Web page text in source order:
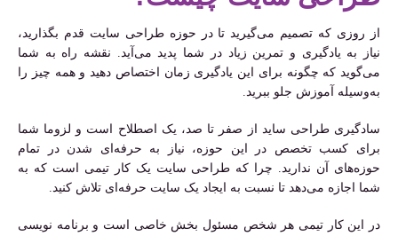
از روزی که تصمیم می‌گیرید تا در حوزه طراحی سایت قدم بگذارید،
نیاز به یادگیری و تمرین زیاد در شما پدید می‌آید. نقشه راه به شما
می‌گوید که چگونه برای این یادگیری زمان اختصاص دهید و همه چیز را
به‌وسیله آموزش جلو ببرید.
سادگیری طراحی ساید از صفر تا صد، یک اصطلاح است و لزوما شما
برای کسب تخصص در این حوزه، نیاز به حرفه‌ای شدن در تمام
حوزه‌های آن ندارید. چرا که طراحی سایت یک کار تیمی است که به
شما اجازه می‌دهد تا نسبت به ایجاد یک سایت حرفه‌ای تلاش کنید.
در این کار تیمی هر شخص مسئول بخش خاصی است و برنامه نویسی